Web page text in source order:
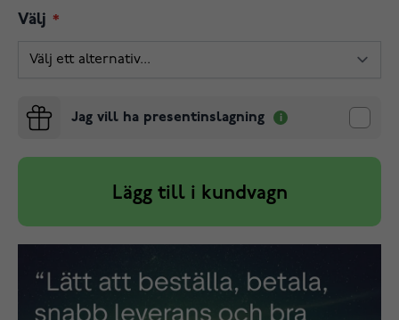
Välj
Jag vill ha presentinslagning
Lägg till i kundvagn